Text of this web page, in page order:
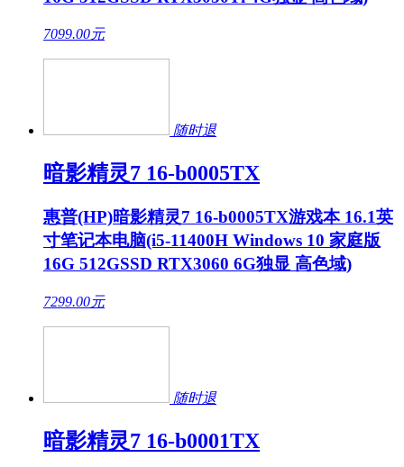
7099.00元
随时退
暗影精灵7 16-b0005TX
惠普(HP)暗影精灵7 16-b0005TX游戏本 16.1英
寸笔记本电脑(i5-11400H Windows 10 家庭版
16G 512GSSD RTX3060 6G独显 高色域)
7299.00元
随时退
暗影精灵7 16-b0001TX